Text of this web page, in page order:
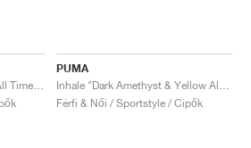
PUMA
Férfi & Női / Sportstyle / Cipők